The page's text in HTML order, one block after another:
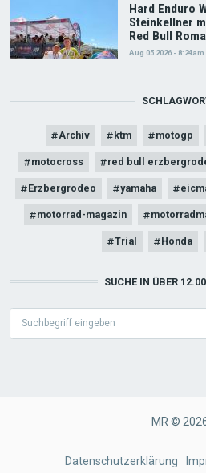
Hard Enduro
Steinkellner
Red Bull
Aug 05 2026 - 8:24am
Archiv ktm motogp
motocross red bull
Erzbergrodeo yamaha
motorrad-magazin
Trial Honda
SUCHE IN ÜBER
MR ©
Datenschutzerklärung